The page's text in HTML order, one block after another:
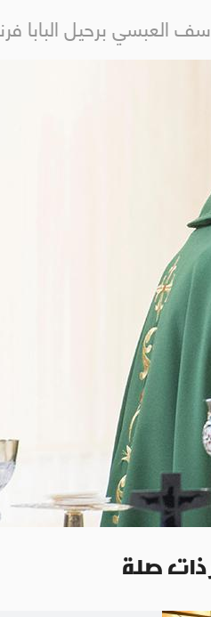
العبسي برحيل البابا
ذات صلة